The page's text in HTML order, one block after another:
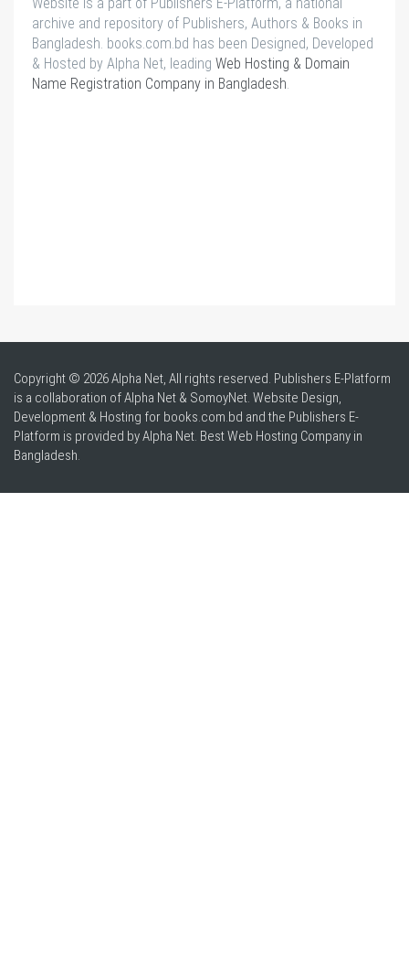
archive and repository of Publishers, Authors & Books in
Bangladesh. books.com.bd has been Designed, Developed
& Hosted by Alpha Net, leading Web Hosting & Domain
Name Registration Company in Bangladesh
Copyright © 2026 Alpha Net, All rights reserved. Publishers E-Platform
is a collaboration of Alpha Net & SomoyNet. Website Design,
Development & Hosting for books.com.bd and the Publishers E-
Platform is provided by Alpha Net. BestWeb Hosting Company in
Bangladesh.